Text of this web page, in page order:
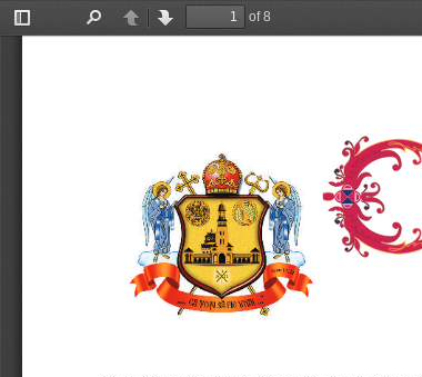
Toggle
PreviousNext
of 8